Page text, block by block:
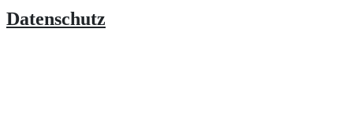
Datenschutz